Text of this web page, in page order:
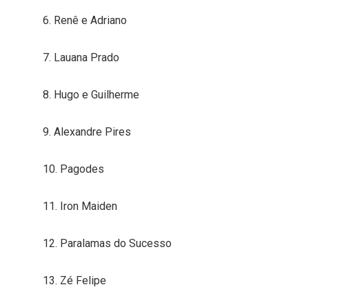
6. Renê e Adriano
7. Lauana Prado
8. Hugo e Guilherme
9. Alexandre Pires
10. Pagodes
11. Iron Maiden
12. Paralamas do Sucesso
13. Zé Felipe